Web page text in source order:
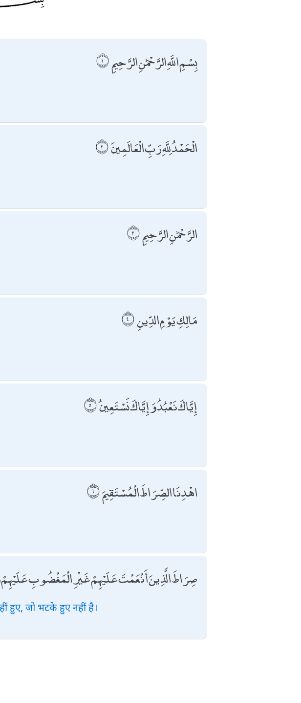
بِسْمِ اللَّهِ الرَّحْمَٰنِ الرَّحِيمِ
الْحَمْدُ لِلَّهِ رَبِّ الْعَالَمِينَ
الرَّحْمَٰنِ الرَّحِيمِ
مَالِكِ يَوْمِ الدِّينِ
إِيَّاكَ نَعْبُدُ وَإِيَّاكَ نَسْتَعِينُ
اهْدِنَا الصِّرَاطَ الْمُسْتَقِيمَ
صِرَاطَ الَّذِينَ أَنْعَمْتَ عَلَيْهِمْ غَيْرِ الْمَغْضُوبِ عَلَيْهِمْ
हुए, जो भटके हुए नहीं है।